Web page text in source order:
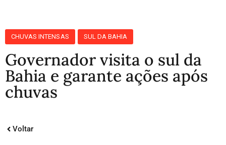
CHUVAS INTENSAS SUL DA BAHIA
Governador visita o sul da
Bahia e garante ações após
chuvas
Voltar